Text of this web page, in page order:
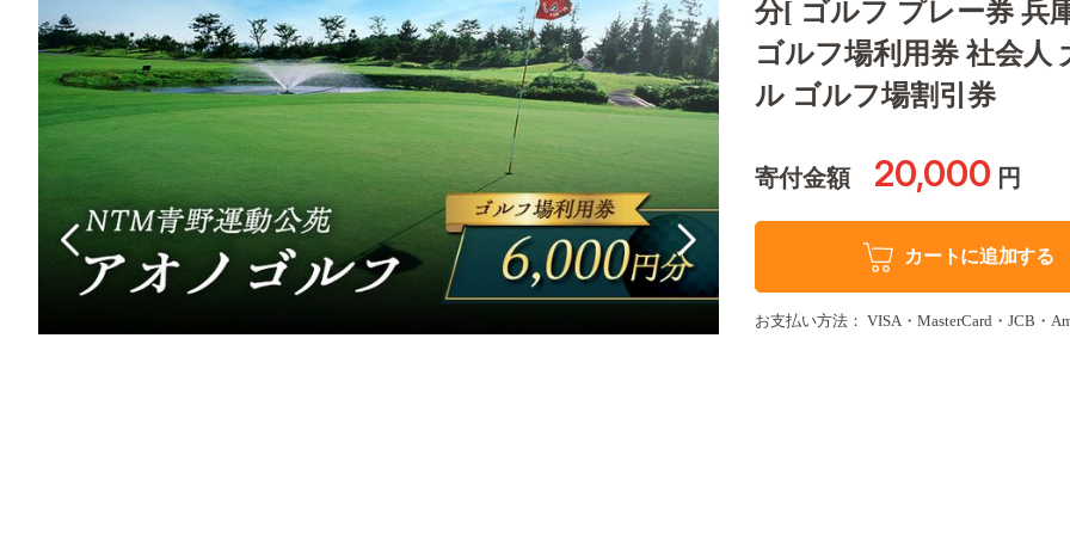
分[ ゴルフ プレー券 兵
ゴルフ場利用券 社会人
ル ゴルフ場割引券
寄付金額 20,000 円
カートに追加する
お支払い方法： VISA・MasterCard・JCB・